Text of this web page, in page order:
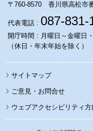
〒760-8570 香川県高松市
代表電話 : 087-831-
開庁時間 : 月曜日～金曜日
（休日・年末年始を除く）
サイトマップ
ウェブアクセシビリティ方